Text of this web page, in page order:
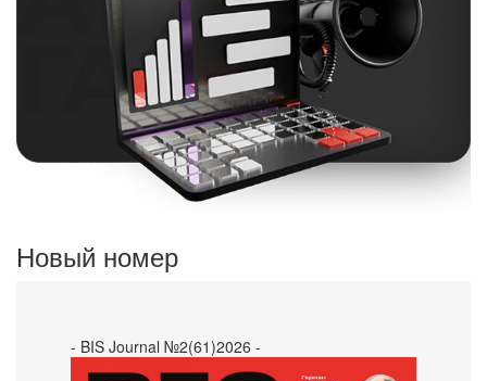
Новый номер
- BIS Journal №2(61)2026 -